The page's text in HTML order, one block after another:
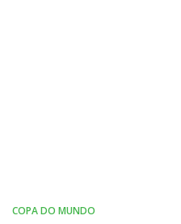
COPA DO MUNDO